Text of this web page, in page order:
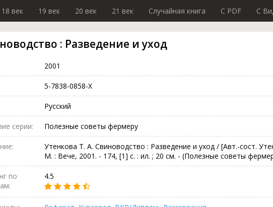
18 век 19 век 20 век 21 век Случайная книга C PDF C
: Разведение и уход
2001
5-7838-0858-X
Русский
серии: Полезные советы фермеру
Утенкова Т. А. Свиноводство : Разведение и уход / [Авт.-сост.
М. : Вече, 2001. - 174, [1] с. : ил. ; 20 см. - (Полезные советы
по
4.5